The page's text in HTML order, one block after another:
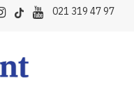
021 319 47 97